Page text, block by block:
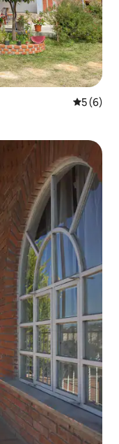
5 ud af 5
5 (6)